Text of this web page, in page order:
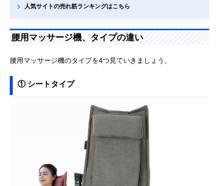
人気サイトの売れ筋ランキングはこちら
腰用マッサージ機、タイプの違い
腰用マッサージ機のタイプを4つ見ていきましょう。
① シートタイプ